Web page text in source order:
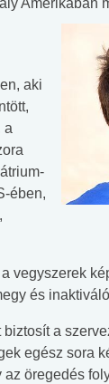
Amerikában
aki
a
ében,
vegyszerek
és
a
egész sora
öregedés